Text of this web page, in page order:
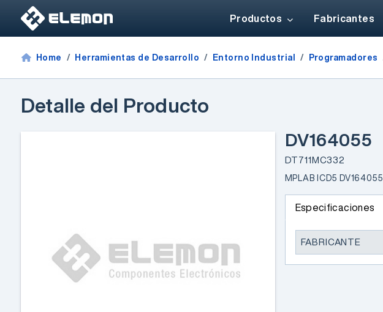
Productos Fabricantes
Home Herramientas de Desarrollo Entorno Industrial Programadores
Detalle del Producto
DV164055
DT711MC332
MPLAB ICD5 DV164055
Especificaciones
FABRICANTE